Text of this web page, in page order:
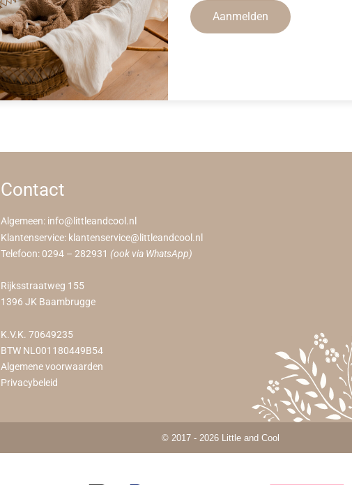
Aanmelden
Contact
Algemeen: info@littleandcool.nl
Klantenservice: klantenservice@littleandcool.nl
Telefoon: 0294 – 282931 (ook via WhatsApp)
Rijksstraatweg 155
1396 JK Baambrugge
K.V.K. 70649235
BTW NL001180449B54
Algemene voorwaarden
Privacybeleid
© 2017 - 2026 Little and Cool